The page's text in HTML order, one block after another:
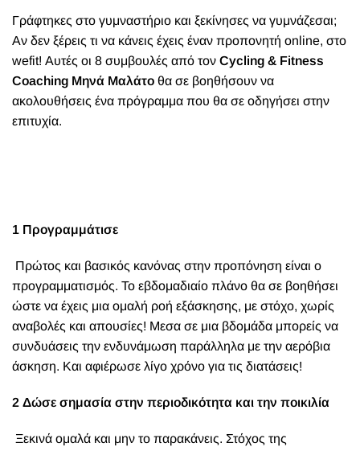
Γράφτηκες στο γυμναστήριο και ξεκίνησες να γυμνάζεσαι;
Αν δεν ξέρεις τι να κάνεις έχεις έναν προπονητή online, στο
wefit! Αυτές οι 8 συμβουλές από τον Cycling & Fitness
Coaching Μηνά Μαλάτο θα σε βοηθήσουν να
ακολουθήσεις ένα πρόγραμμα που θα σε οδηγήσει στην
επιτυχία.
1 Προγραμμάτισε
Πρώτος και βασικός κανόνας στην προπόνηση είναι ο
προγραμματισμός. Το εβδομαδιαίο πλάνο θα σε βοηθήσει
ώστε να έχεις μια ομαλή ροή εξάσκησης, με στόχο, χωρίς
αναβολές και απουσίες! Μεσα σε μια βδομάδα μπορείς να
συνδυάσεις την ενδυνάμωση παράλληλα με την αερόβια
άσκηση. Και αφιέρωσε λίγο χρόνο για τις διατάσεις!
2 Δώσε σημασία στην περιοδικότητα και την ποικιλία
Ξεκινά ομαλά και μην το παρακάνεις. Στόχος της